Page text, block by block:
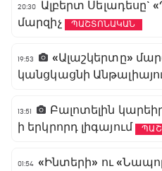
20:30
Ալբերտ Սելադեսը`
մարզիչ
ՊԱՇՏՈՆԱԿԱՆ
19:53
«Ալաշկերտը»
կանցկացնի
13:51
Բալոտելին
ի երկրորդ լիգայում
01:54 «Ինտերի» ու